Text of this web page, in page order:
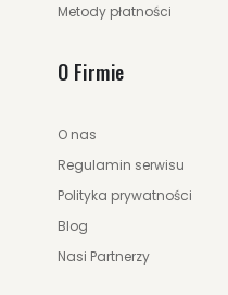
Metody płatności
O Firmie
O nas
Regulamin serwisu
Polityka prywatności
Blog
Nasi Partnerzy